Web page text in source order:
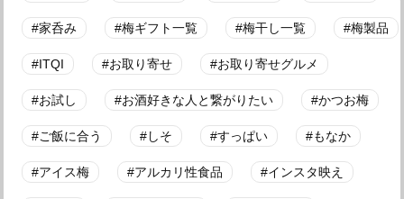
家呑み 梅ギフト一覧 梅干し一覧 梅製品
ITQI お取り寄せ お取り寄せグルメ
お試し お酒好きな人と繋がりたい かつお梅
ご飯に合う しそ すっぱい もなか
アイス梅 アルカリ性食品 インスタ映え